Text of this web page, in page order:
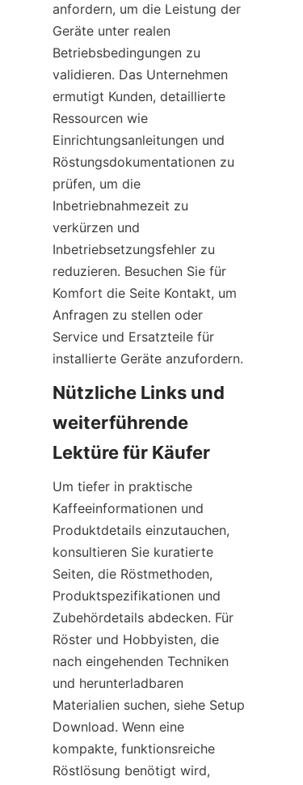
anfordern, um die Leistung der
Geräte unter realen
Betriebsbedingungen zu
validieren. Das Unternehmen
ermutigt Kunden, detaillierte
Ressourcen wie
Einrichtungsanleitungen und
Röstungsdokumentationen zu
prüfen, um die
Inbetriebnahmezeit zu
verkürzen und
Inbetriebsetzungsfehler zu
reduzieren. Besuchen Sie für
Komfort die Seite Kontakt, um
Anfragen zu stellen oder
Service und Ersatzteile für
installierte Geräte anzufordern.
Nützliche Links und
weiterführende
Um tiefer in praktische
Kaffeeinformationen und
Produktdetails einzutauchen,
konsultieren Sie kuratierte
Seiten, die Röstmethoden,
Produktspezifikationen und
Zubehördetails abdecken. Für
Röster und Hobbyisten, die
nach eingehenden Techniken
und herunterladbaren
Materialien suchen, siehe Setup
Download. Wenn eine
kompakte, funktionsreiche
Röstlösung benötigt wird,